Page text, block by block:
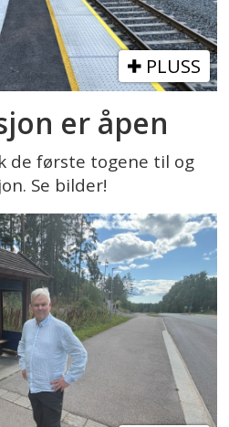
PLUSS
er åpen
de første togene til og
Se bilder!